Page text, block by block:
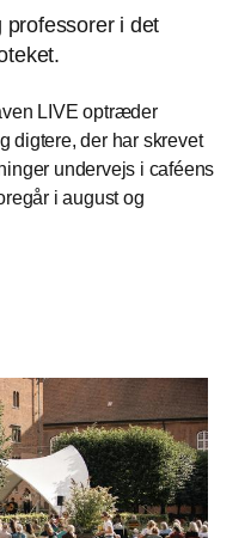
professorer i det
LIVE optræder
digtere, der har skrevet
undervejs i caféens
i august og